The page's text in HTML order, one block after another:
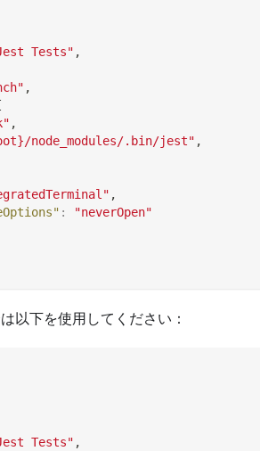
Tests" ,
,
,
node_modules/.bin/jest" ,
,
:
"neverOpen"
以下を使用してください：
Tests" ,